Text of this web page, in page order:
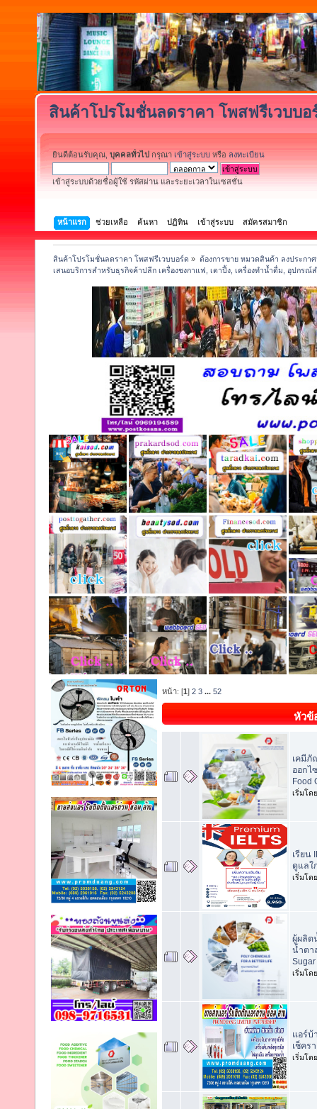
สินค้าโปรโมชั่นลดราคา โพสฟรีเวบบอ
ยินดีต้อนรับคุณ, บุคคลทั่วไป กรุณา เข้าสู่ระบบ หรือ ลงทะเบียน
เข้าสู่ระบบด้วยชื่อผู้ใช้ รหัสผ่าน และระยะเวลาในเซสชั่น
หน้าแรก ช่วยเหลือ ค้นหา ปฏิทิน เข้าสู่ระบบ สมัครสมาชิก
สินค้าโปรโมชั่นลดราคา โพสฟรีเวบบอร์ด » ต้องการขาย หมวดสินค้า ลงประกา
เสนอบริการสำหรับธุรกิจค้าปลีก เครื่องชงกาแฟ, เตาปิ้ง, เครื่องทำน้ำดื่ม, อุปกรณ์
หน้า: [1 ] 2 3 ... 52
หัวข้
เคมีภั
ออกไ
Food
เริ่มโด
เรียน
ดูแลใ
เริ่มโด
ผู้ผลิต
น้ำตา
เริ่มโด
แอร์บ้
เช็คร
เริ่มโด